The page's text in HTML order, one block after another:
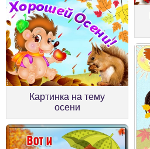
Картинка на тему
осени